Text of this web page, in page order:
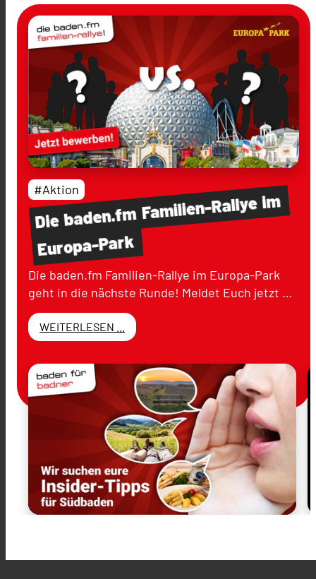
Diebaden.fmFamilien-Rallyeim
Europa-Park
#Aktion
Die baden.fm Familien-Rallye im Europa-Park
geht in die nächste Runde! Meldet Euch jetzt …
WEITERLESEN ...